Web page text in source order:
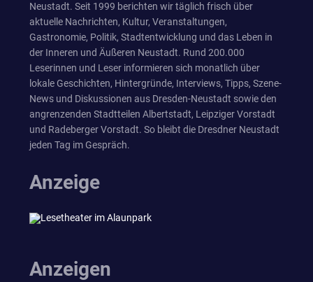
Neustadt. Seit 1999 berichten wir täglich frisch über
aktuelle Nachrichten, Kultur, Veranstaltungen,
Gastronomie, Politik, Stadtentwicklung und das Leben in
der Inneren und Äußeren Neustadt. Rund 200.000
Leserinnen und Leser informieren sich monatlich über
lokale Geschichten, Hintergründe, Interviews, Tipps, Szene-
News und Diskussionen aus Dresden-Neustadt sowie den
angrenzenden Stadtteilen Albertstadt, Leipziger Vorstadt
und Radeberger Vorstadt. So bleibt die Dresdner Neustadt
jeden Tag im Gespräch.
Anzeige
Anzeigen